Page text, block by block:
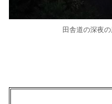
田舎道の深夜